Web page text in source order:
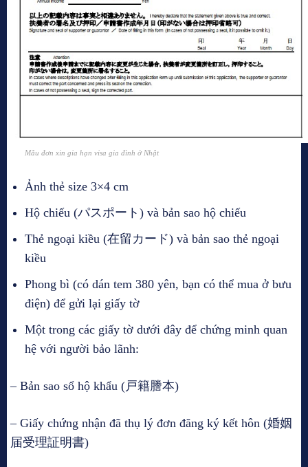
Mẫu đơn xin gia hạn visa gia đình ở Nhật
Ảnh thẻ size 3×4 cm
Hộ chiếu (パスポート) và bản sao hộ chiếu
Thẻ ngoại kiều (在留カード) và bản sao thẻ ngoại
kiều
Phong bì (có dán tem 380 yên, bạn có thể mua ở bưu
điện) để gửi lại giấy tờ
Một trong các giấy tờ dưới đây để chứng minh quan
hệ với người bảo lãnh:
– Bản sao sổ hộ khẩu (戸籍謄本)
– Giấy chứng nhận đã thụ lý đơn đăng ký kết hôn (婚姻
届受理証明書)